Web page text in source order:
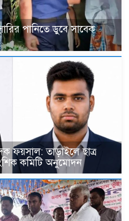
পানিতে ডুবে সাবেক
ফয়সাল: তাড়াইলে ছাত্র
কমিটি অনুমোদন